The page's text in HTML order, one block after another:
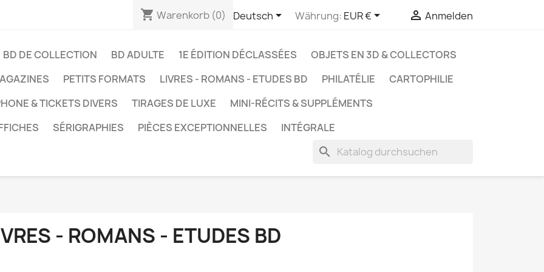
shopping_cart Warenkorb (0) Deutsch Währung: EUR €  Anmelden
BD DE COLLECTION BD ADULTE 1E ÉDITION DÉCLASSÉES
OBJETS EN 3D & COLLECTORS
PETITS FORMATS LIVRES - ROMANS - ETUDES BD PHILATÉLIE
CARTOPHILIE
& TICKETS DIVERS
TIRAGES DE LUXE
MINI-RÉCITS & SUPPLÉMENTS
SÉRIGRAPHIES PIÈCES EXCEPTIONNELLES INTÉGRALE
search
- ROMANS - ETUDES BD